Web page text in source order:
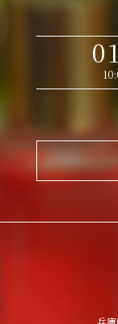
兵